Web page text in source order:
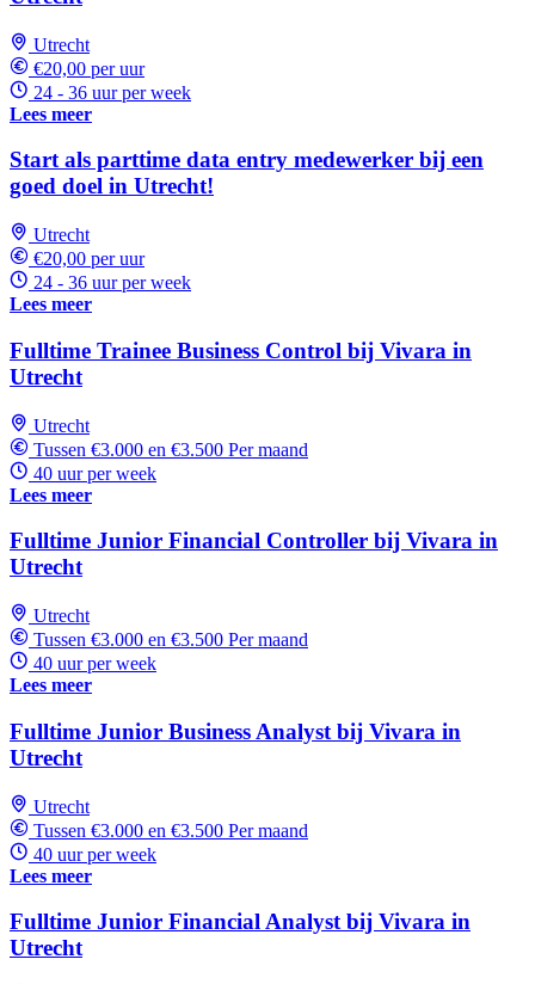
Utrecht
€20,00 per uur
24 - 36 uur per week
Lees meer
Start als parttime data entry medewerker bij een
goed doel in Utrecht!
Utrecht
€20,00 per uur
24 - 36 uur per week
Lees meer
Fulltime Trainee Business Control bij Vivara in
Utrecht
Utrecht
Tussen €3.000 en €3.500 Per maand
40 uur per week
Lees meer
Fulltime Junior Financial Controller bij Vivara in
Utrecht
Utrecht
Tussen €3.000 en €3.500 Per maand
40 uur per week
Lees meer
Fulltime Junior Business Analyst bij Vivara in
Utrecht
Utrecht
Tussen €3.000 en €3.500 Per maand
40 uur per week
Lees meer
Fulltime Junior Financial Analyst bij Vivara in
Utrecht